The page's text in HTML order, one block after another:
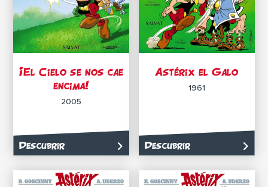
¡El Cielo se nos cae
encima!
2005
Descubrir
Astérix el Galo
1961
Descubrir